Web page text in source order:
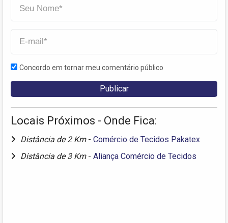
Concordo em tornar meu comentário público
Locais Próximos - Onde Fica:
Distância de 2 Km - Comércio de Tecidos Pakatex
Distância de 3 Km - Aliança Comércio de Tecidos